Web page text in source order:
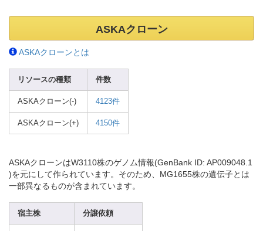
ASKAクローン
ASKAクローンとは
リソースの種類 件数
ASKAクローン(-) 4123件
ASKAクローン(+) 4150件
ASKAクローンはW3110株のゲノム情報(GenBank ID: AP009048.1
)を元にして作られています。そのため、MG1655株の遺伝子とは
一部異なるものが含まれています。
宿主株 分譲依頼